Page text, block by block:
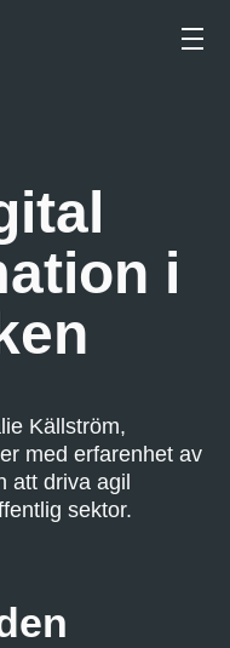
i
Källström,
med erfarenhet av
att driva agil
sektor.